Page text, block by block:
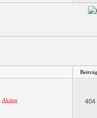
Aktien
404